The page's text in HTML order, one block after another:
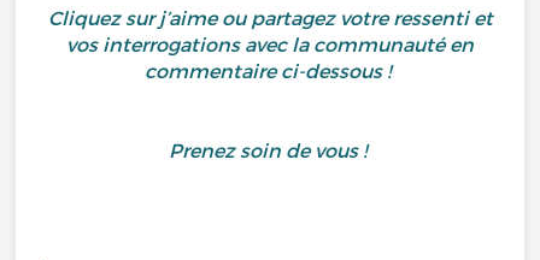
Cliquez sur j’aime ou partagez votre ressenti et
vos interrogations avec la communauté en
commentaire ci-dessous !
Prenez soin de vous !